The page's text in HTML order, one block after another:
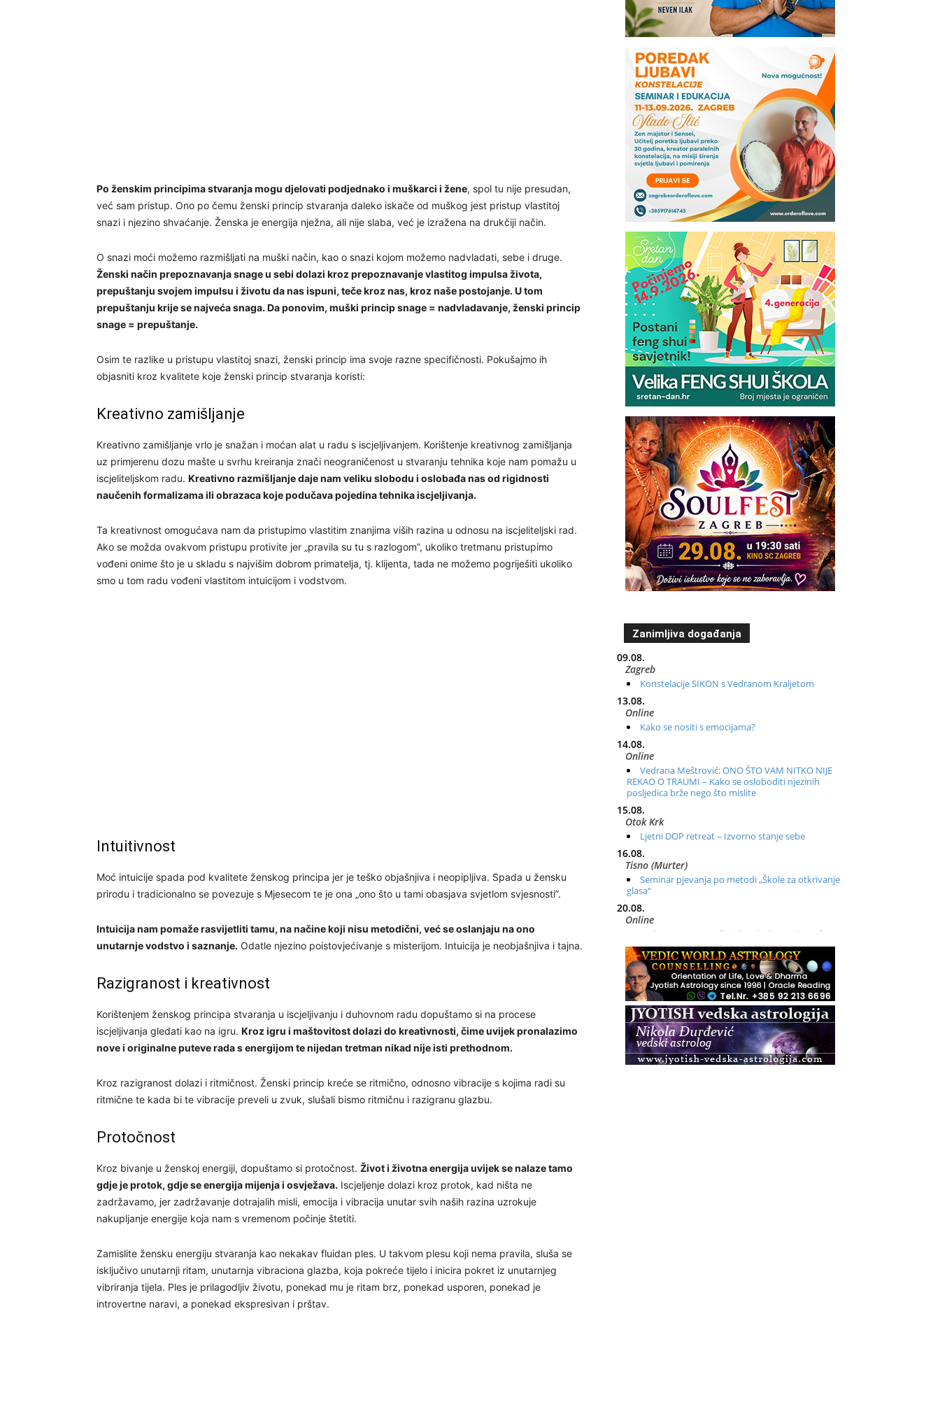
Po ženskim principima stvaranja mogu djelovati podjednako i muškarci i žene, spol tu nije presudan,
već sam pristup. Ono po čemu ženski princip stvaranja daleko iskače od muškog jest pristup vlastitoj
snazi i njezino shvaćanje. Ženska je energija nježna, ali nije slaba, već je izražena na drukčiji način.
O snazi moći možemo razmišljati na muški način, kao o snazi kojom možemo nadvladati, sebe i druge.
Ženski način prepoznavanja snage u sebi dolazi kroz prepoznavanje vlastitog impulsa života,
prepuštanju svojem impulsu i životu da nas ispuni, teče kroz nas, kroz naše postojanje. U tom
prepuštanju krije se najveća snaga. Da ponovim, muški princip snage = nadvladavanje, ženski princip
snage = prepuštanje.
Osim te razlike u pristupu vlastitoj snazi, ženski princip ima svoje razne specifičnosti. Pokušajmo ih
objasniti kroz kvalitete koje ženski princip stvaranja koristi:
Kreativno zamišljanje
Kreativno zamišljanje vrlo je snažan i moćan alat u radu s iscjeljivanjem. Korištenje kreativnog zamišljanja
uz primjerenu dozu mašte u svrhu kreiranja znači neograničenost u stvaranju tehnika koje nam pomažu u
iscjeliteljskom radu. Kreativno razmišljanje daje nam veliku slobodu i oslobađa nas od rigidnosti
naučenih formalizama ili obrazaca koje podučava pojedina tehnika iscjeljivanja.
Ta kreativnost omogućava nam da pristupimo vlastitim znanjima viših razina u odnosu na iscjeliteljski rad.
Ako se možda ovakvom pristupu protivite jer „pravila su tu s razlogom”, ukoliko tretmanu pristupimo
vođeni onime što je u skladu s najvišim dobrom primatelja, tj. klijenta, tada ne možemo pogriješiti ukoliko
smo u tom radu vođeni vlastitom intuicijom i vodstvom.
Intuitivnost
Moć intuicije spada pod kvalitete ženskog principa jer je teško objašnjiva i neopipljiva. Spada u žensku
prirodu i tradicionalno se povezuje s Mjesecom te je ona „ono što u tami obasjava svjetlom svjesnosti”.
Intuicija nam pomaže rasvijetliti tamu, na načine koji nisu metodični, već se oslanjaju na ono
unutarnje vodstvo i saznanje. Odatle njezino poistovjećivanje s misterijom. Intuicija je neobjašnjiva i tajna.
Razigranost i kreativnost
Korištenjem ženskog principa stvaranja u iscjeljivanju i duhovnom radu dopuštamo si na procese
iscjeljivanja gledati kao na igru. Kroz igru i maštovitost dolazi do kreativnosti, čime uvijek pronalazimo
nove i originalne puteve rada s energijom te nijedan tretman nikad nije isti prethodnom.
Kroz razigranost dolazi i ritmičnost. Ženski princip kreće se ritmično, odnosno vibracije s kojima radi su
ritmične te kada bi te vibracije preveli u zvuk, slušali bismo ritmičnu i razigranu glazbu.
Protočnost
Kroz bivanje u ženskoj energiji, dopuštamo si protočnost. Život i životna energija uvijek se nalaze tamo
gdje je protok, gdje se energija mijenja i osvježava. Iscjeljenje dolazi kroz protok, kad ništa ne
zadržavamo, jer zadržavanje dotrajalih misli, emocija i vibracija unutar svih naših razina uzrokuje
nakupljanje energije koja nam s vremenom počinje štetiti.
Zamislite žensku energiju stvaranja kao nekakav fluidan ples. U takvom plesu koji nema pravila, sluša se
isključivo unutarnji ritam, unutarnja vibraciona glazba, koja pokreće tijelo i inicira pokret iz unutarnjeg
vibriranja tijela. Ples je prilagodljiv životu, ponekad mu je ritam brz, ponekad usporen, ponekad je
introvertne naravi, a ponekad ekspresivan i prštav.
Zanimljiva događanja
09.08.
Zagreb
Konstelacije SIKON s Vedranom Kraljetom
13.08.
Online
Kako se nositi s emocijama?
14.08.
Online
Vedrana Meštrović: ONO ŠTO VAM NITKO NIJE
REKAO O TRAUMI – Kako se osloboditi njezinih
posljedica brže nego što mislite
15.08.
Otok Krk
Ljetni DOP retreat – Izvorno stanje sebe
16.08.
Tisno (Murter)
Seminar pjevanja po metodi „Škole za otkrivanje
glasa“
20.08.
Online
Radionica: Pomagači iz drugih dimenzija Online –
otvoreno za sve
21.08.
Zagreb+Online
Osnovni ThetaHealing® tečaj, Zagreb i Online
22.08.
Pula
Access BARS®, otpusti stres
23.08.
Pula